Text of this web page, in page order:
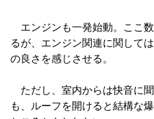
エンジンも一発始動。ここ
るが、エンジン関連に関して
の良さを感じさせる。
ただし、室内からは快音に
も、ルーフを開けると結構な